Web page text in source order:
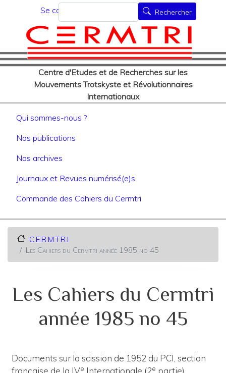
au
contenu
principal
Menu du compte de
Se connecter
Centre d'Etudes et de Recherches sur les
Mouvements Trotskyste et Révolutionnaires
Internationaux
Rechercher Rechercher
Navigation principale
Qui sommes-nous ?
Nos publications
Nos archives
Journaux et Revues numérisé(e)s
Commande des Cahiers du Cermtri
C.E.R.M.T.R.I
Les Cahiers du Cermtri année 1985 no 45
Les Cahiers du Cermtri
année 1985 no 45
Documents sur la scission de 1952 du PCI, section
e e